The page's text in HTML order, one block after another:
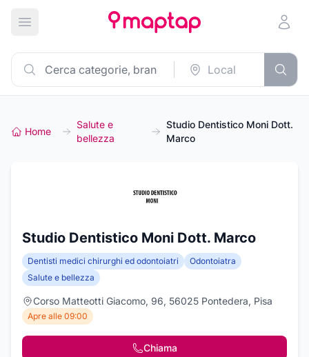
Apri menu principale
Home
Salute e
bellezza
Studio Dentistico Moni Dott.
Marco
Studio Dentistico Moni Dott. Marco
Dentisti medici chirurghi ed odontoiatri
Odontoiatra
Salute e bellezza
Corso Matteotti Giacomo, 96, 56025 Pontedera, Pisa
Apre alle 09:00
Chiama